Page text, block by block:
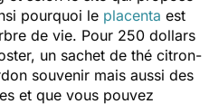
pourquoi le placenta est
de vie. Pour 250 dollars
un sachet de thé citron-
souvenir mais aussi des
et que vous pouvez